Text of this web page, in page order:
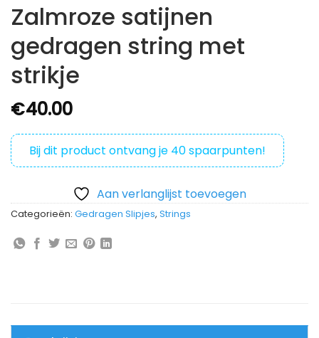
Zalmroze satijnen
gedragen string met
strikje
€40.00
Bij dit product ontvang je 40spaarpunten!
Aan verlanglijst toevoegen
Categorieën: Gedragen Slipjes, Strings